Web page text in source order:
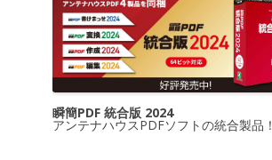
瞬簡PDF 統合版 2024
アンテナハウスPDFソフトの統合製品！